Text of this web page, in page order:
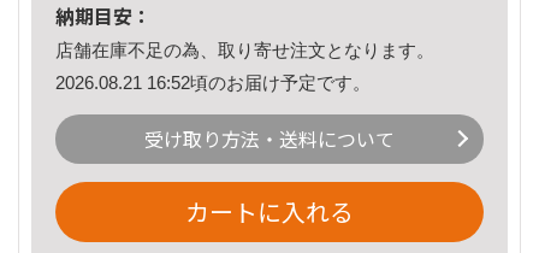
納期目安：
店舗在庫不足の為、取り寄せ注文となります。
2026.08.21 16:52頃のお届け予定です。
受け取り方法・送料について
カートに入れる